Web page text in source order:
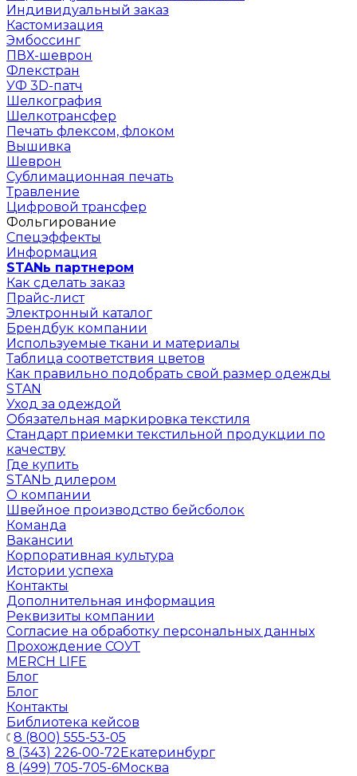
Индивидуальный заказ
Кастомизация
Эмбоссинг
ПВХ-шеврон
Флекстран
УФ 3D-патч
Шелкография
Шелкотрансфер
Печать флексом, флоком
Вышивка
Шеврон
Сублимационная печать
Травление
Цифровой трансфер
Фольгирование
Спецэффекты
Информация
STANь партнером
Как сделать заказ
Прайс-лист
Электронный каталог
Брендбук компании
Используемые ткани и материалы
Таблица соответствия цветов
Как правильно подобрать свой размер одежды
STAN
Уход за одеждой
Обязательная маркировка текстиля
Стандарт приемки текстильной продукции по
качеству
Где купить
STANЬ дилером
О компании
Швейное производство бейсболок
Команда
Вакансии
Корпоративная культура
Истории успеха
Контакты
Дополнительная информация
Реквизиты компании
Согласие на обработку персональных данных
Прохождение СОУТ
MERCH LIFE
Блог
Блог
Контакты
Библиотека кейсов
8 (800) 555-53-05
8 (343) 226-00-72Екатеринбург
8 (499) 705-705-6Москва